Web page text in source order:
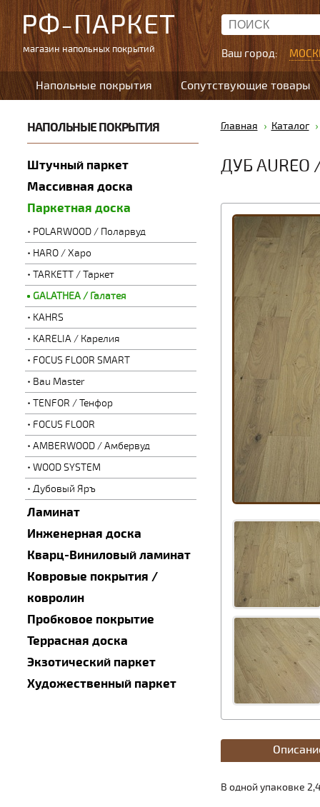
РФ-ПАРКЕТ
магазин напольных покрытий Ваш город:
Напольные покрытия Сопутствующие товары
НАПОЛЬНЫЕ ПОКРЫТИЯ
Штучный паркет
Массивная доска
Паркетная доска
POLARWOOD / Поларвуд
HARO / Харо
TARKETT / Таркет
GALATHEA / Галатея
KAHRS
KARELIA / Карелия
FOCUS FLOOR SMART
Bau Master
TENFOR / Тенфор
FOCUS FLOOR
AMBERWOOD / Амбервуд
WOOD SYSTEM
Дубовый Яръ
Ламинат
Инженерная доска
Кварц-Виниловый ламинат
Ковровые покрытия /
ковролин
Пробковое покрытие
Террасная доска
Экзотический паркет
Художественный паркет
Главная Каталог
ДУБ AUREO
В одной упаковке